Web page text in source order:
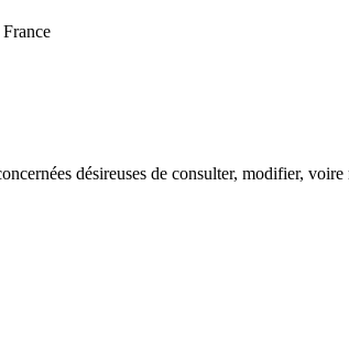
désireuses de consulter, modifier,